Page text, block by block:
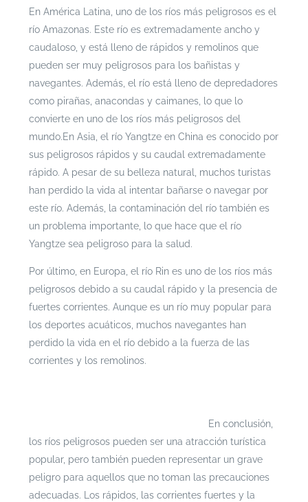
En América Latina, uno de los ríos más peligrosos es el
río Amazonas. Este río es extremadamente ancho y
caudaloso, y está lleno de rápidos y remolinos que
pueden ser muy peligrosos para los bañistas y
navegantes. Además, el río está lleno de depredadores
como pirañas, anacondas y caimanes, lo que lo
convierte en uno de los ríos más peligrosos del
mundo.En Asia, el río Yangtze en China es conocido por
sus peligrosos rápidos y su caudal extremadamente
rápido. A pesar de su belleza natural, muchos turistas
han perdido la vida al intentar bañarse o navegar por
este río. Además, la contaminación del río también es
un problema importante, lo que hace que el río
Yangtze sea peligroso para la salud.
Por último, en Europa, el río Rin es uno de los ríos más
peligrosos debido a su caudal rápido y la presencia de
fuertes corrientes. Aunque es un río muy popular para
los deportes acuáticos, muchos navegantes han
perdido la vida en el río debido a la fuerza de las
corrientes y los remolinos.
En conclusión,
los ríos peligrosos pueden ser una atracción turística
popular, pero también pueden representar un grave
peligro para aquellos que no toman las precauciones
adecuadas. Los rápidos, las corrientes fuertes y la